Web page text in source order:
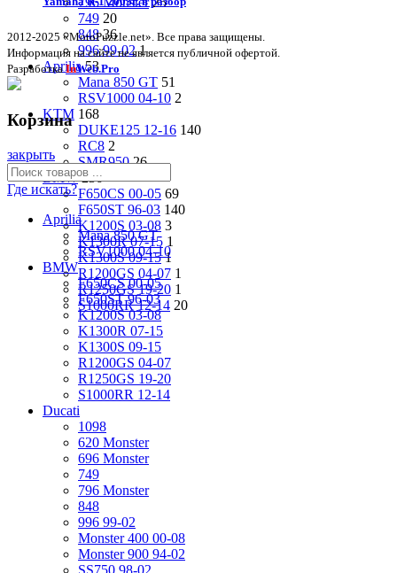
749 20
848 36
996 99-02 1
Aprilia 53
Mana 850 GT 51
RSV1000 04-10 2
KTM 168
DUKE125 12-16 140
RC8 2
SMR950 26
BMW 236
F650CS 00-05 69
F650ST 96-03 140
K1200S 03-08 3
K1300R 07-15 1
K1300S 09-15 1
R1200GS 04-07 1
R1250GS 19-20 1
S1000RR 12-14 20
2012-2025 «MotoPuzzle.net». Все права защищены.
Информация на сайте не является публичной офертой.
РазработкаInWeb.Pro
Корзина
закрыть
Где искать?
Aprilia
Mana 850 GT
RSV1000 04-10
BMW
F650CS 00-05
F650ST 96-03
K1200S 03-08
K1300R 07-15
K1300S 09-15
R1200GS 04-07
R1250GS 19-20
S1000RR 12-14
Ducati
1098
620 Monster
696 Monster
749
796 Monster
848
996 99-02
Monster 400 00-08
Monster 900 94-02
SS750 98-02